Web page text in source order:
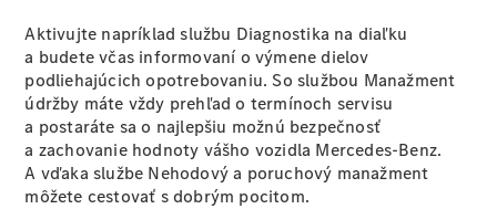
Všetky modely
Nové modely
Elektrické modely
Plug-in hybridné modely
Aktivujte napríklad službu Diagnostika na diaľku
a budete včas informovaní o výmene dielov
podliehajúcich opotrebovaniu. So službou Manažment
údržby máte vždy prehľad o termínoch servisu
a postaráte sa o najlepšiu možnú bezpečnosť
a zachovanie hodnoty vášho vozidla Mercedes-Benz.
A vďaka službe Nehodový a poruchový manažment
môžete cestovať s dobrým pocitom.